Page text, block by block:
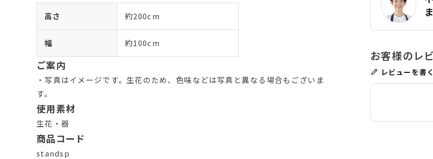
高さ 約200cm
幅 約100cm
ご案内
・写真はイメージです。生花のため、色味などは写真と異なる場合もございま
す。
使用素材
生花・器
商品コード
standsp
レビューを書く